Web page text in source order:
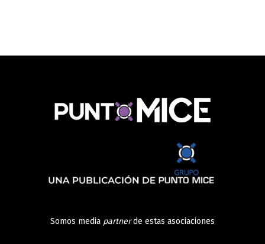
Somos media partnerde estas asociaciones